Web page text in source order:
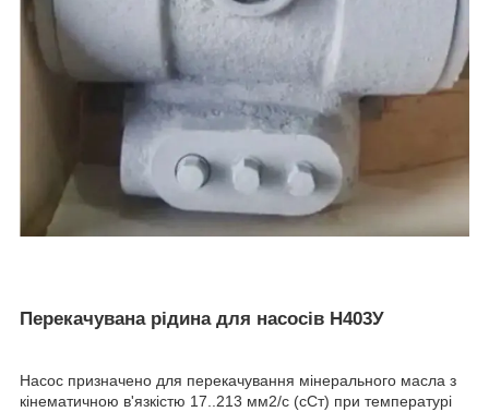
Перекачувана рідина для насосів Н403У
Насос призначено для перекачування мінерального масла з
кінематичною в'язкістю 17..213 мм2/с (сСт) при температурі